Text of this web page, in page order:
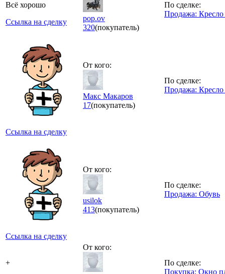
Всё хорошо
Ссылка на сделку
pop.ov
320(покупатель)
По сделке:
Продажа:
Ссылка на сделку
От кого:
Макс Макаров
17(покупатель)
По сделке:
Продажа:
Ссылка на сделку
От кого:
usilok
413(покупатель)
По сделке:
Продажа: Обувь
+
От кого:
По сделке:
Покупка: Окно